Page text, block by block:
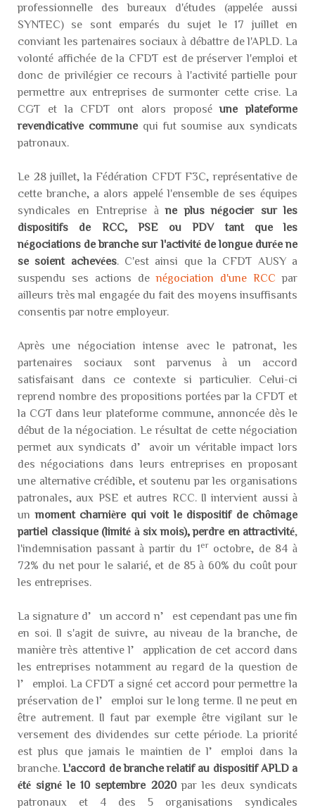
professionnelle des bureaux d'études (appelée aussi
SYNTEC) se sont emparés du sujet le 17 juillet en
conviant les partenaires sociaux à débattre de l'APLD. La
volonté affichée de la CFDT est de préserver l'emploi et
donc de privilégier ce recours à l'activité partielle pour
permettre aux entreprises de surmonter cette crise. La
CGT et la CFDT ont alors proposéune plateforme
revendicative communequi fut soumise aux syndicats
patronaux.
Le 28 juillet, la Fédération CFDT F3C, représentative de
cette branche, a alors appelé l'ensemble de ses équipes
syndicales en Entreprise àne plus négocier sur les
dispositifs de RCC, PSE ou PDV tant que les
négociations de branche sur l'activité de longue durée ne
se soient achevées. C'est ainsi que la CFDT AUSY a
suspendu ses actions denégociation d'une RCC par
ailleurs très mal engagée du fait des moyens insuffisants
consentis par notre employeur.
Après une négociation intense avec le patronat, les
partenaires sociaux sont parvenus à un accord
satisfaisant dans ce contexte si particulier. Celui-ci
reprend nombre des propositions portées par la CFDT et
la CGT dans leur plateforme commune, annoncée dès le
début de la négociation. Le résultat de cette négociation
permet aux syndicats d’avoir un véritable impact lors
des négociations dans leurs entreprises en proposant
une alternative crédible, et soutenu par les organisations
patronales, aux PSE et autres RCC. Il intervient aussi à
unmoment charnière qui voit le dispositif de chômage
partiel classique (limité à six mois), perdre en attractivité
l'indemnisation passant à partir du 1eroctobre, de 84 à
72% du net pour le salarié, et de 85 à 60% du coût pour
les entreprises.
La signature d’un accord n’est cependant pas une fin
en soi. Il s'agit de suivre, au niveau de la branche, de
manière très attentive l’application de cet accord dans
les entreprises notamment au regard de la question de
l’emploi. La CFDT a signé cet accord pour permettre la
préservation de l’emploi sur le long terme. Il ne peut en
être autrement. Il faut par exemple être vigilant sur le
versement des dividendes sur cette période. La priorité
est plus que jamais le maintien de l’emploi dans la
branche.L'accord de branche relatif au dispositif APLD a
été signé le 10 septembre 2020par les deux syndicats
patronaux et 4 des 5 organisations syndicales